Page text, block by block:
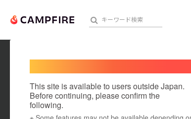
人気のプロジェクト
This site is available to users outside Japan.
Before continuing, please confirm the
following.
こ